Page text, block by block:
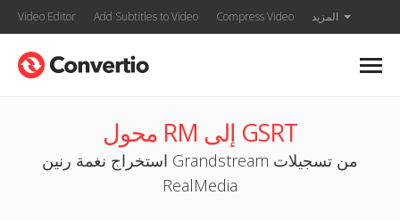
Video Editor Add Subtitles to Video Compress Video المزيد
محول RM إلى GSRT
استخراج نغمة رنين Grandstream من تسجيلات
RealMedia